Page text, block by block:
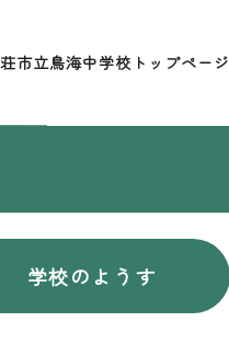
市立鳥海中学校トップページ
学校のようす